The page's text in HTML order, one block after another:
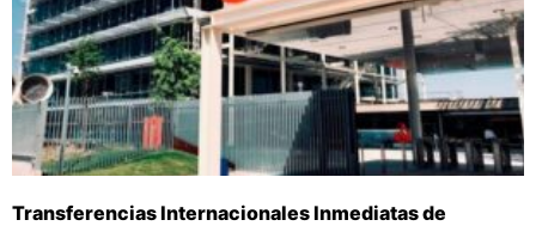
Transferencias Internacionales Inmediatas de